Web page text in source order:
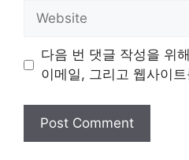
Website
다음 번 댓글 작성을 위
이메일, 그리고 웹사이